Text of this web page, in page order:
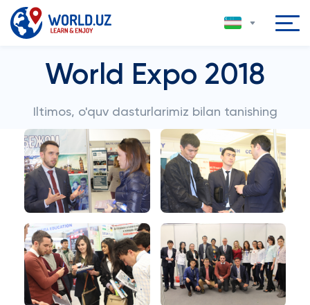
World Expo 2018
Iltimos, o'quv dasturlarimiz bilan tanishing